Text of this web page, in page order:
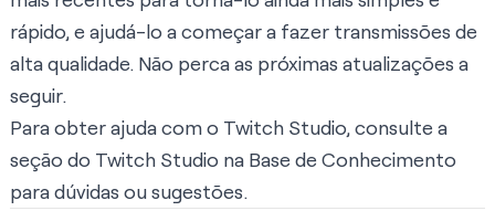
rápido, e ajudá-lo a começar a fazer transmissões de
alta qualidade. Não perca as próximas atualizações a
seguir.
Para obter ajuda com o Twitch Studio, consulte a
seção do Twitch Studio na Base de Conhecimento
para dúvidas ou sugestões.